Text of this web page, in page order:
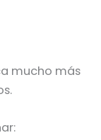
mucho más